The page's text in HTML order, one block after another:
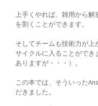
上手くやれば、雑用から解
を割くことができます。
そしてチームも技術力が
サイクルに入ることができ
ありますが・・・）。
この本では、そういった
だきました。